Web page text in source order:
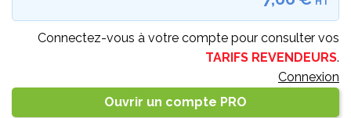
Connectez-vous à votre compte pour consulter vos
TARIFS REVENDEURS.
Connexion
Ouvrir un compte PRO